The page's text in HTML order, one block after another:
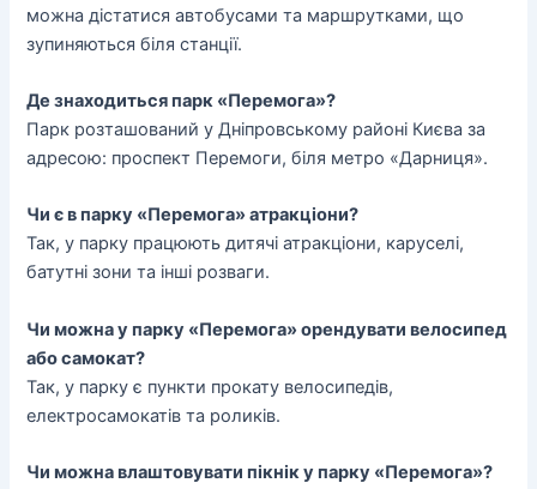
можна дістатися автобусами та маршрутками, що
зупиняються біля станції.
Де знаходиться парк «Перемога»?
Парк розташований у Дніпровському районі Києва за
адресою: проспект Перемоги, біля метро «Дарниця».
Чи є в парку «Перемога» атракціони?
Так, у парку працюють дитячі атракціони, каруселі,
батутні зони та інші розваги.
Чи можна у парку «Перемога» орендувати велосипед
або самокат?
Так, у парку є пункти прокату велосипедів,
електросамокатів та роликів.
Чи можна влаштовувати пікнік у парку «Перемога»?